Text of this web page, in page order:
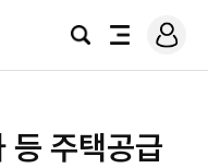
검
전
로
그
등 주택공급